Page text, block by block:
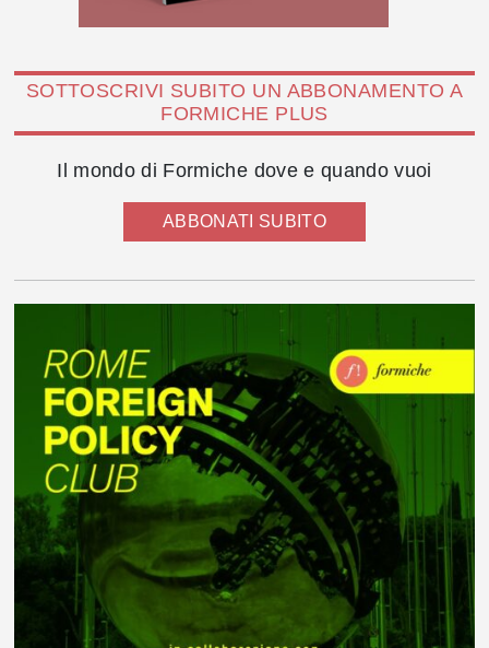
SOTTOSCRIVI SUBITO UN ABBONAMENTO A
FORMICHE PLUS
Il mondo di Formiche dove e quando vuoi
ABBONATI SUBITO